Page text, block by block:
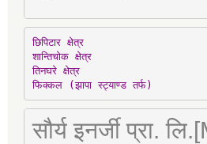
छिपिटार क्षेत्र
शान्तिचोक क्षेत्र
तिनघरे क्षेत्र
फिक्कल (झापा स्ट्याण्ड तर्फ)
सौर्य इनर्जी प्रा.